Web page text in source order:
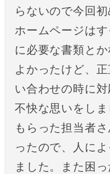
らないので今回
ホームページは
に必要な書類と
よかったけど、
い合わせの時に対
不快な思いをし
もらった担当者
ったので、人に
ました。また困